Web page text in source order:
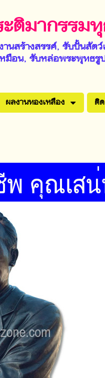
ติมากรรม
สร้างสรรค์, รับปั้นสัตว์
มือน, รับหล่อพระพุทธ
ผลงานทองเหลือง ติ